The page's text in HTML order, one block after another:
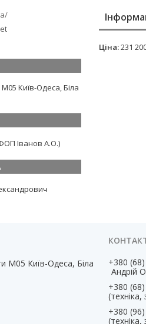
Ціна:231
Київ-Одеса, Біла
Іванов А.О.)
М05 Київ-Одеса, Біла
+380
Андрій
+380
+380